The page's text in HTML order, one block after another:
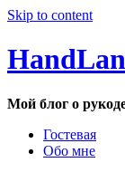
Skip to content
Мой блог о
Гостевая
Обо мне